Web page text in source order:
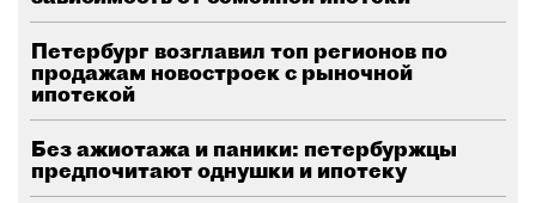
Петербург возглавил топ регионов по
продажам новостроек с рыночной
ипотекой
Без ажиотажа и паники: петербуржцы
предпочитают однушки и ипотеку